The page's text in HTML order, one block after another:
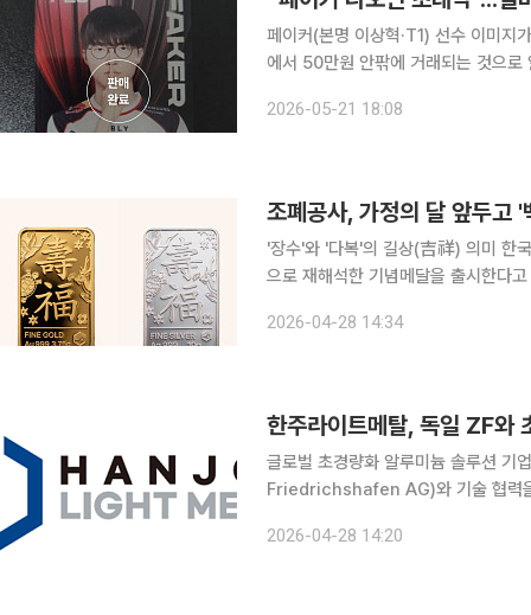
페이커(본명 이상혁·T1) 선수 이미
에서 50만원 안팎에 거래되는 것으
명을 대상으로 한 카드형 실버 제품을
2026-05-21 18:08
조폐공사, 가정의 달 앞두고
'장수'와 '다복'의 길상(吉祥) 의미 한국조폐공사는 5월 가정의 달을 앞두고 ‘백수백복도’를 현대적
으로 재해석한 기념메달을 출시한다고 28일 밝혔다. 공사에 따르면
도의‘백(百)’은 숫자를 넘어 ‘가득함’
2026-04-28 14:34
글로벌 초경량화 알루미늄 솔루션 기
Friedrichshafen AG)와 기술 협력을 위한 파트너십
행 중”이라며 “양사는 향후 공동 개발
2026-04-28 14:20